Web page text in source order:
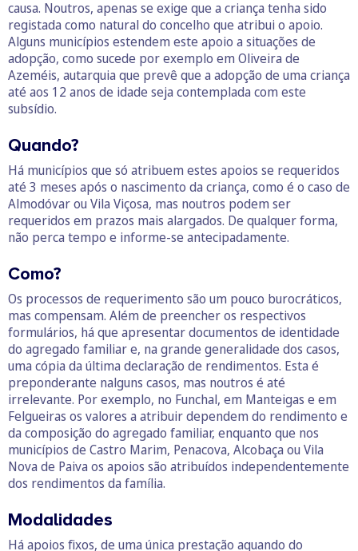
causa. Noutros, apenas se exige que a criança tenha sido
registada como natural do concelho que atribui o apoio.
Alguns municípios estendem este apoio a situações de
adopção, como sucede por exemplo em Oliveira de
Azeméis, autarquia que prevê que a adopção de uma criança
até aos 12 anos de idade seja contemplada com este
subsídio.
Quando?
Há municípios que só atribuem estes apoios se requeridos
até 3 meses após o nascimento da criança, como é o caso de
Almodóvar ou Vila Viçosa, mas noutros podem ser
requeridos em prazos mais alargados. De qualquer forma,
não perca tempo e informe-se antecipadamente.
Como?
Os processos de requerimento são um pouco burocráticos,
mas compensam. Além de preencher os respectivos
formulários, há que apresentar documentos de identidade
do agregado familiar e, na grande generalidade dos casos,
uma cópia da última declaração de rendimentos. Esta é
preponderante nalguns casos, mas noutros é até
irrelevante. Por exemplo, no Funchal, em Manteigas e em
Felgueiras os valores a atribuir dependem do rendimento e
da composição do agregado familiar, enquanto que nos
municípios de Castro Marim, Penacova, Alcobaça ou Vila
Nova de Paiva os apoios são atribuídos independentemente
dos rendimentos da família.
Modalidades
Há apoios fixos, de uma única prestação aquando do